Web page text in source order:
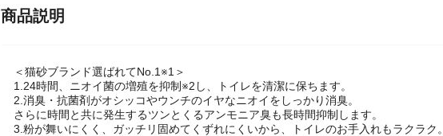
商品説明
＜猫砂ブランド選ばれてNo.1※1＞
1.24時間、ニオイ菌の増殖を抑制※2し、トイレを清潔に保ちます。
2.消臭・抗菌剤がオシッコやウンチのイヤなニオイをしっかり消臭。
さらに時間と共に発生するツンとくるアンモニア臭も長時間抑制します。
3.粉が舞いにくく、ガッチリ固めてくずれにくいから、トイレのお手入れもラクラク。